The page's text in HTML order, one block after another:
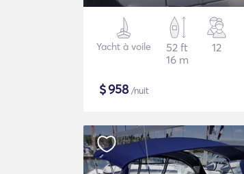
Yacht à voile
52 ft
16 m
12
$958/nuit